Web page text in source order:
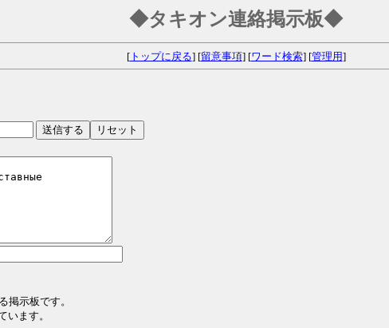
◆タキオン連絡掲示板◆
[トップに戻る] [留意事項] [ワード検索] [管理用]
掲示板です。
います。